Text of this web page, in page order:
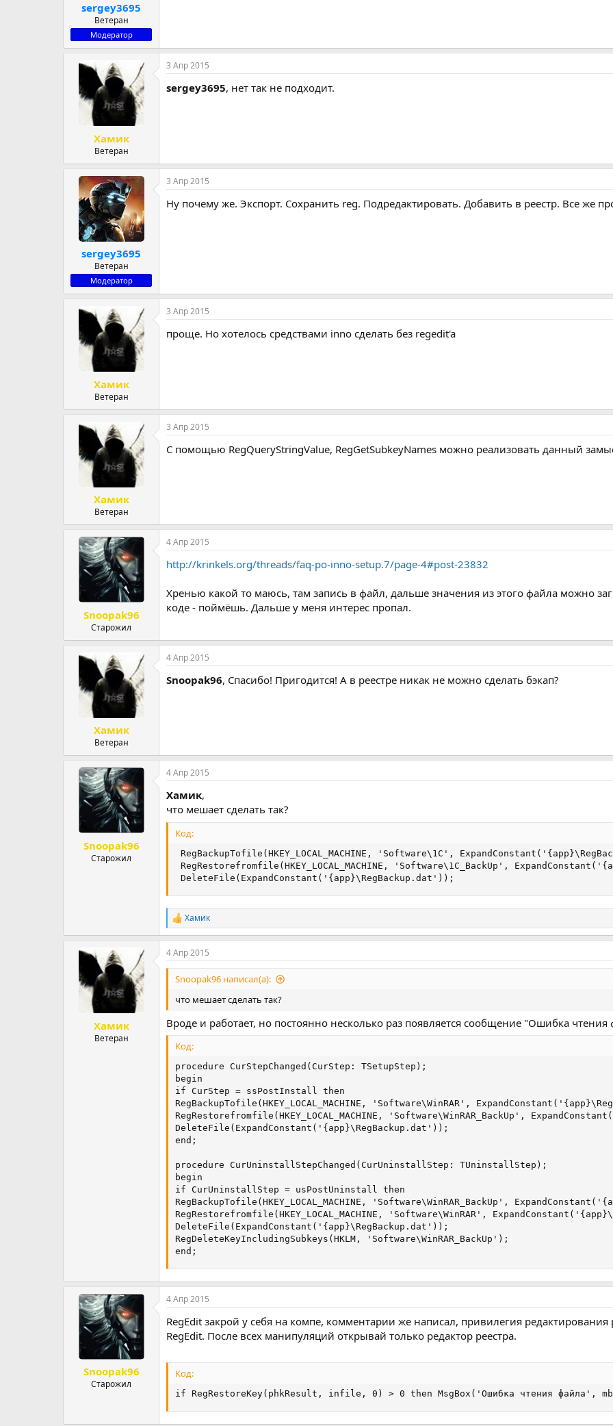
sergey3695
Ветеран
Модератор
Хамик
Ветеран
3 Апр 2015
sergey3695, нет так не подходит.
sergey3695
Ветеран
Модератор
3 Апр 2015
Ну почему же. Экспорт. Сохранить reg. Подредактировать. Добавить в реестр. Все же
Хамик
Ветеран
3 Апр 2015
проще. Но хотелось средствами inno сделать без regedit'a
Хамик
Ветеран
3 Апр 2015
С помощью RegQueryStringValue, RegGetSubkeyNames можно реализовать данный
Snoopak96
Старожил
4 Апр 2015
http://krinkels.org/threads/faq-po-inno-setup.7/page-4#post-23832
Хренью какой то маюсь, там запись в файл, дальше значения из этого файла можно
коде - поймёшь. Дальше у меня интерес пропал.
Хамик
Ветеран
4 Апр 2015
Snoopak96, Спасибо! Пригодится! А в реестре никак не можно сделать бэкап?
Snoopak96
Старожил
4 Апр 2015
Хамик,
что мешает сделать так?
Код:
RegBackupTofile(HKEY_LOCAL_MACHINE, 'Software\1C',
RegRestorefromfile(HKEY_LOCAL_MACHINE, 'Software\1C_BackUp',
DeleteFile(ExpandConstant('{app}\RegBackup.dat'));
Р
е
а
к
ц
и
Хамик
Хамик
Ветеран
4 Апр 2015
Snoopak96 написал(а):
что мешает сделать так?
Вроде и работает, но постоянно несколько раз появляется сообщение "Ошибка чтения
Код:
procedure CurStepChanged(CurStep: TSetupStep);
begin
if CurStep = ssPostInstall then
RegBackupTofile(HKEY_LOCAL_MACHINE, 'Software\WinRAR',
RegRestorefromfile(HKEY_LOCAL_MACHINE, 'Software\WinRAR_BackUp',
DeleteFile(ExpandConstant('{app}\RegBackup.dat'));
end;
procedure CurUninstallStepChanged(CurUninstallStep: TUninstallStep);
begin
if CurUninstallStep = usPostUninstall then
RegBackupTofile(HKEY_LOCAL_MACHINE, 'Software\WinRAR_BackUp',
RegRestorefromfile(HKEY_LOCAL_MACHINE, 'Software\WinRAR',
DeleteFile(ExpandConstant('{app}\RegBackup.dat'));
RegDeleteKeyIncludingSubkeys(HKLM, 'Software\WinRAR_BackUp');
end;
Snoopak96
Старожил
4 Апр 2015
RegEdit закрой у себя на компе, комментарии же написал, привилегия редактирования
RegEdit. После всех манипуляций открывай только редактор реестра.
Код:
if RegRestoreKey(phkResult, infile, 0) > 0 then MsgBox('Ошибка чтения файла',